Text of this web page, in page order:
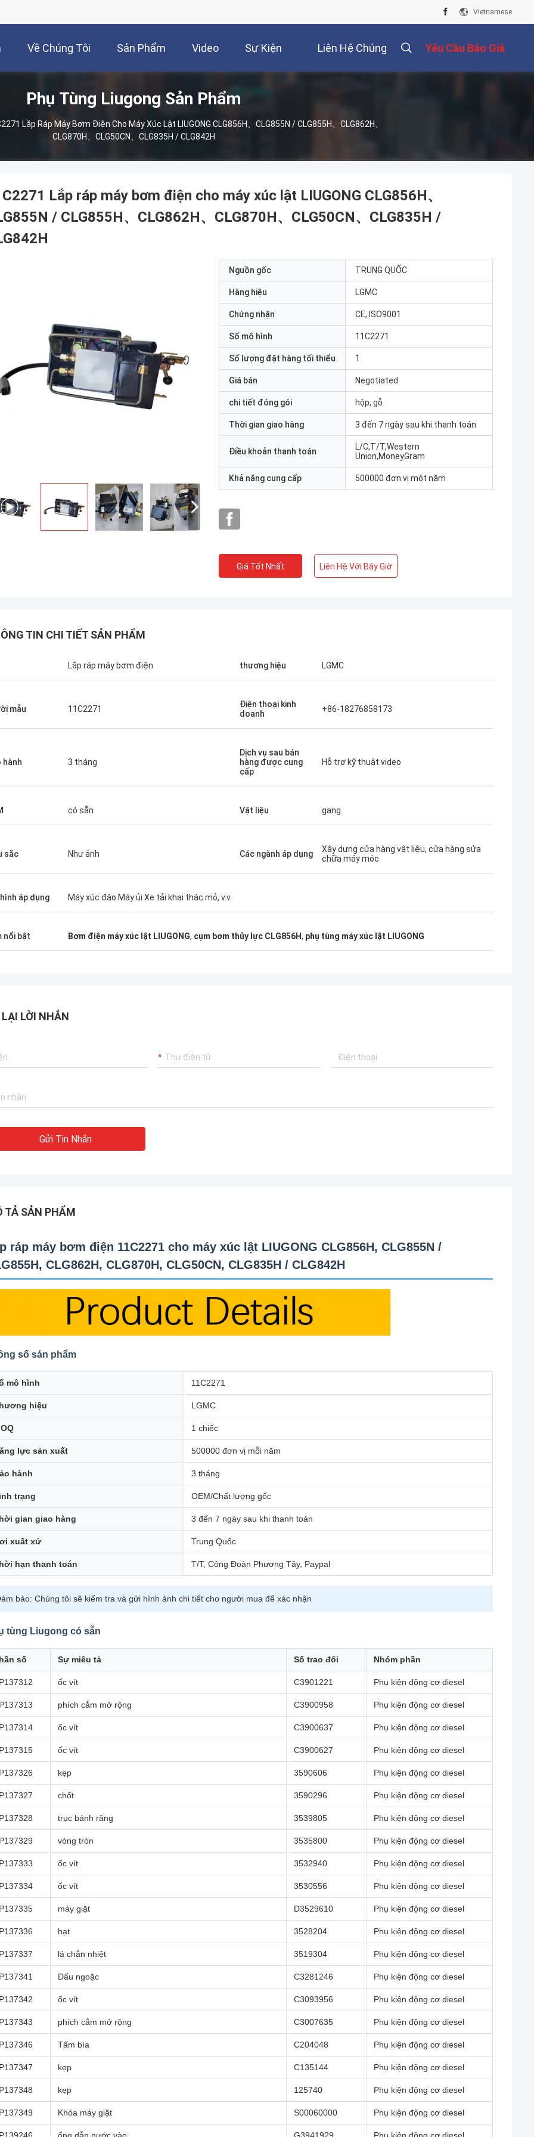
Vietnamese
Về Chúng Tôi Sản Phẩm Video Sự Kiện Liên Hệ Chúng Yêu Cầu Báo Giá
Phụ Tùng Liugong Sản Phẩm
Lắp Ráp Máy Bơm Điện Cho Máy Xúc Lật LIUGONG CLG856H、CLG855N / CLG855H、CLG862H、
CLG870H、CLG50CN、CLG835H / CLG842H
Lắp ráp máy bơm điện cho máy xúc lật LIUGONG CLG856H、
/ CLG855H、CLG862H、CLG870H、CLG50CN、CLG835H /
Nguồn gốc TRUNG QUỐC
Hàng hiệu LGMC
Chứng nhận CE, ISO9001
Số mô hình 11C2271
Số lượng đặt hàng tối thiểu 1
Giá bán Negotiated
chi tiết đóng gói hộp, gỗ
Thời gian giao hàng 3 đến 7 ngày sau khi thanh toán
Điều khoản thanh toán
L/C,T/T,Western
Union,MoneyGram
Khả năng cung cấp 500000 đơn vị một năm
Giá Tốt Nhất Liên Hệ Với Bây Giờ
TIN CHI TIẾT SẢN PHẨM
Lắp ráp máy bơm điện thương hiệu LGMC
mẫu 11C2271
Điện thoại kinh
doanh
+86-18276858173
hành 3 tháng
Dịch vụ sau bán
hàng được cung
cấp
Hỗ trợ kỹ thuật video
có sẵn Vật liệu gang
sắc Như ảnh Các ngành áp dụng
Xây dựng cửa hàng vật liệu, cửa hàng sửa
chữa máy móc
áp dụng Máy xúc đào Máy ủi Xe tải khai thác mỏ, v.v.
nổi bật Bơm điện máy xúc lật LIUGONG, cụm bơm thủy lực CLG856H, phụ tùng máy xúc lật LIUGONG
LỜI NHẮN
Gửi Tin Nhắn
TẢ SẢN PHẨM
ráp máy bơm điện 11C2271 cho máy xúc lật LIUGONG CLG856H, CLG855N /
CLG862H, CLG870H, CLG50CN, CLG835H / CLG842H
số sản phẩm
mô hình 11C2271
hiệu LGMC
1 chiếc
lực sản xuất 500000 đơn vị mỗi năm
hành 3 tháng
trạng OEM/Chất lượng gốc
gian giao hàng 3 đến 7 ngày sau khi thanh toán
xuất xứ Trung Quốc
hạn thanh toán T/T, Công Đoàn Phương Tây, Paypal
bảo: Chúng tôi sẽ kiểm tra và gửi hình ảnh chi tiết cho người mua để xác nhận
tùng Liugong có sẵn
số Sự miêu tả Số trao đổi Nhóm phần
ốc vít C3901221 Phụ kiện động cơ diesel
phích cắm mở rộng C3900958 Phụ kiện động cơ diesel
ốc vít C3900637 Phụ kiện động cơ diesel
ốc vít C3900627 Phụ kiện động cơ diesel
kẹp 3590606 Phụ kiện động cơ diesel
chốt 3590296 Phụ kiện động cơ diesel
trục bánh răng 3539805 Phụ kiện động cơ diesel
vòng tròn 3535800 Phụ kiện động cơ diesel
ốc vít 3532940 Phụ kiện động cơ diesel
ốc vít 3530556 Phụ kiện động cơ diesel
máy giặt D3529610 Phụ kiện động cơ diesel
hạt 3528204 Phụ kiện động cơ diesel
lá chắn nhiệt 3519304 Phụ kiện động cơ diesel
Dấu ngoặc C3281246 Phụ kiện động cơ diesel
ốc vít C3093956 Phụ kiện động cơ diesel
phích cắm mở rộng C3007635 Phụ kiện động cơ diesel
Tấm bìa C204048 Phụ kiện động cơ diesel
kẹp C135144 Phụ kiện động cơ diesel
kẹp 125740 Phụ kiện động cơ diesel
Khóa máy giặt S00060000 Phụ kiện động cơ diesel